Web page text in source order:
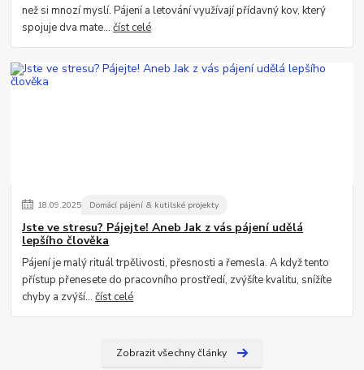
než si mnozí myslí. Pájení a letování využívají přídavný kov, který
spojuje dva mate...číst celé
18.09.2025 Domácí pájení & kutilské projekty
Jste ve stresu? Pájejte! Aneb Jak z vás pájení udělá
lepšího člověka
Pájení je malý rituál trpělivosti, přesnosti a řemesla. A když tento
přístup přenesete do pracovního prostředí, zvýšíte kvalitu, snížíte
chyby a zvýší...číst celé
Zobrazit všechny články